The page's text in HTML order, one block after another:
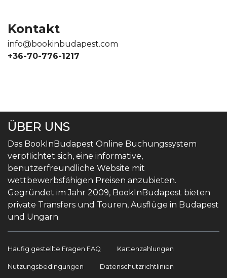
Kontakt
info@bookinbudapest.com
+36-70-776-1217
ÜBER UNS
Das BookInBudapest Online Buchungssystem
verpflichtet sich, eine informative,
benutzerfreundliche Website mit
wettbewerbsfähigen Preisen anzubieten.
Gegründet im Jahr 2009, BookInBudapest bieten
private Transfers und Touren, Ausflüge in Budapest
und Ungarn.
Häufig gestellte Fragen FAQ Kartenzahlungen
Nutzungsbedingungen Datenschutzrichtlinien